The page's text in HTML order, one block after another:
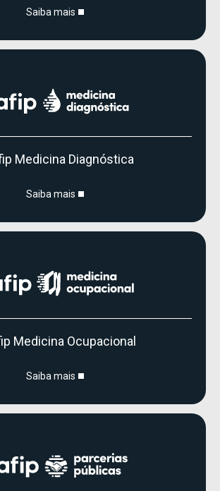
Saiba mais
Medicina Diagnóstica
Saiba mais
Medicina Ocupacional
Saiba mais